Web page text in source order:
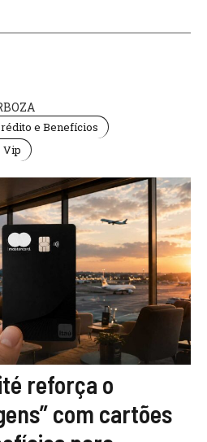
e Benefícios
Vip
reforça o
com cartões